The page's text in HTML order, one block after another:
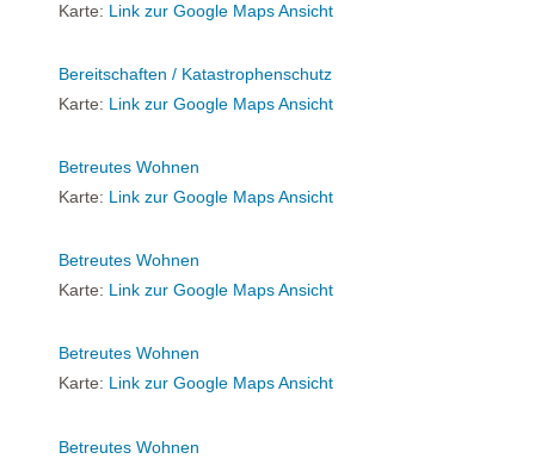
Karte: Link zur Google Maps Ansicht
Bereitschaften / Katastrophenschutz
Karte: Link zur Google Maps Ansicht
Betreutes Wohnen
Karte: Link zur Google Maps Ansicht
Betreutes Wohnen
Karte: Link zur Google Maps Ansicht
Betreutes Wohnen
Karte: Link zur Google Maps Ansicht
Betreutes Wohnen